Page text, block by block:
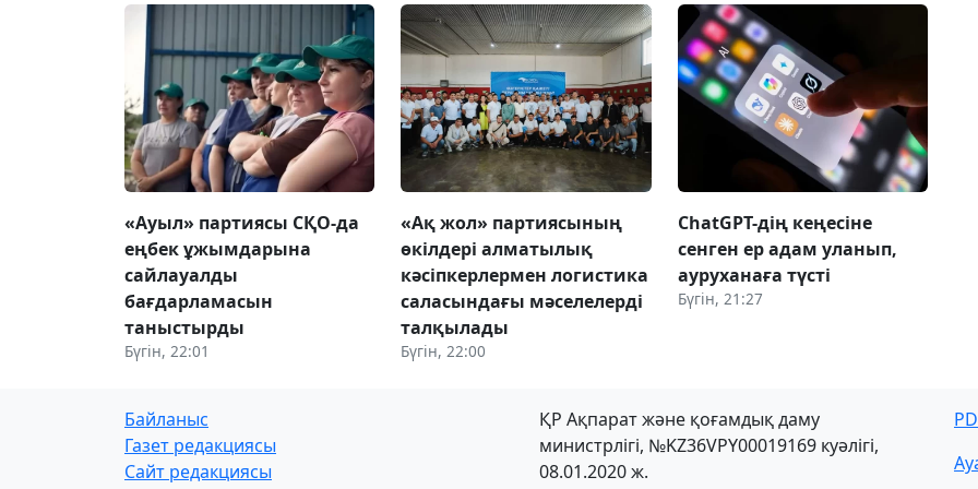
«Ауыл» партиясы СҚО-да
еңбек ұжымдарына
сайлауалды
бағдарламасын
таныстырды
Бүгін, 22:01
«Ақ жол» партиясының
өкілдері алматылық
кәсіпкерлермен логистика
саласындағы мәселелерді
талқылады
Бүгін, 22:00
ChatGPT-дің кеңесіне
сенген ер адам уланып,
ауруханаға түсті
Бүгін, 21:27
Байланыс
Газет редакциясы
Сайт редакциясы
ҚР Ақпарат және қоғамдық даму
министрлігі, №KZ36VPY00019169 куәлігі,
08.01.2020 ж.